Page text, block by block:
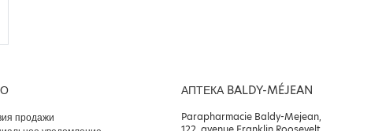
продажи
АПТЕКА BALDY-MÉJEAN
Parapharmacie Baldy-Mejean,